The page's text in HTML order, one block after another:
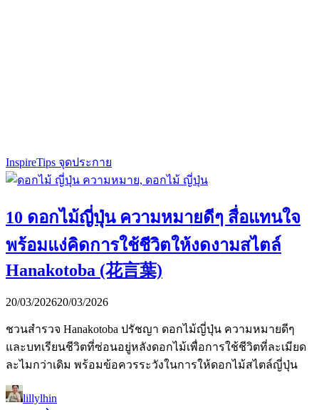
InspireTips จุดประกาย
10 ดอกไม้ญี่ปุ่น ความหมายดีๆ สื่อแทนใจ
พร้อมแง่คิดการใช้ชีวิตให้งดงามสไตล์
Hanakotoba (花言葉)
20/03/202620/03/2026
ชวนสำรวจ Hanakotoba ปรัชญา ดอกไม้ญี่ปุ่น ความหมายดีๆ
และบทเรียนชีวิตที่ซ่อนอยู่หลังดอกไม้เพื่อการใช้ชีวิตที่ละเมียด
ละไมกว่าเดิม พร้อมข้อควรระวังในการให้ดอกไม้สไตล์ญี่ปุ่น
lillylhin